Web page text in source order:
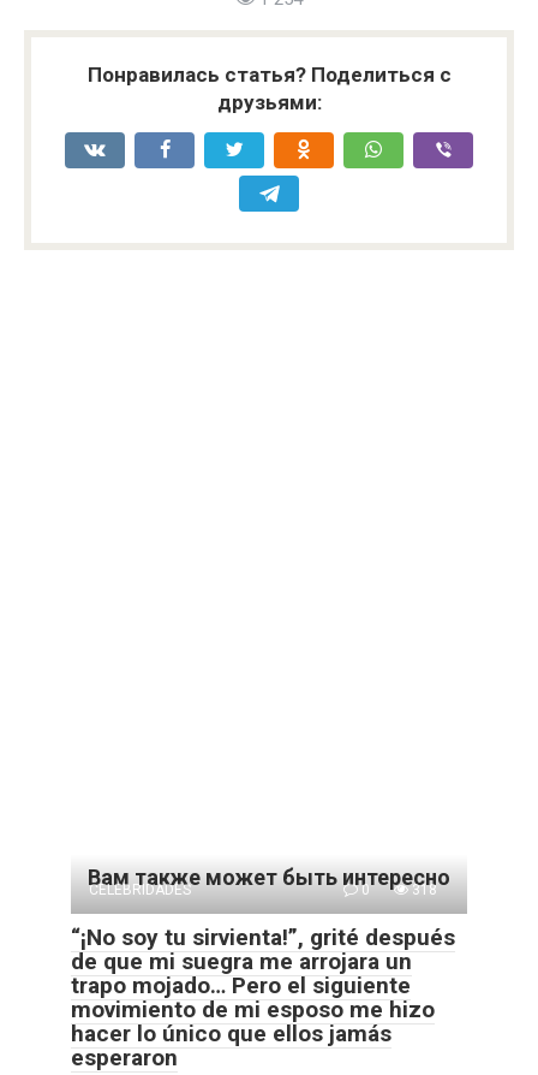
Понравилась статья? Поделиться с
друзьями:
Вам также может быть интересно
CELEBRIDADES 0 318
“¡No soy tu sirvienta!”, grité después
de que mi suegra me arrojara un
trapo mojado… Pero el siguiente
movimiento de mi esposo me hizo
hacer lo único que ellos jamás
esperaron